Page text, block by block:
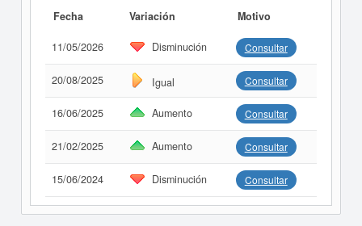
Fecha Variación Motivo
11/05/2026 Disminución Consultar
20/08/2025 Igual Consultar
16/06/2025 Aumento Consultar
21/02/2025 Aumento Consultar
15/06/2024 Disminución Consultar